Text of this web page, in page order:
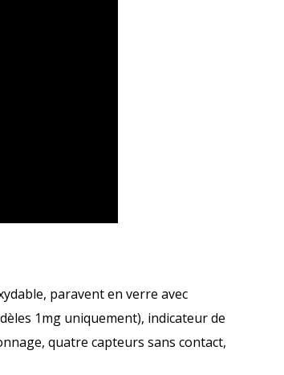
paravent en verre avec
1mg uniquement), indicateur de
quatre capteurs sans contact,